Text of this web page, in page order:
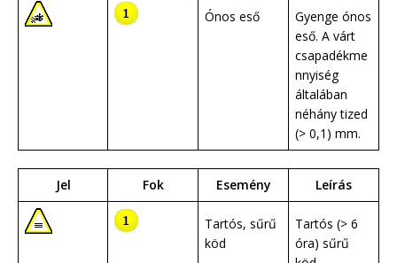
Ónos eső
Gyenge ónos
eső. A várt
csapadékme
nnyiség
általában
néhány tized
(> 0,1) mm.
Jel Fok Esemény Leírás
Tartós, sűrű
köd
Tartós (> 6
óra) sűrű